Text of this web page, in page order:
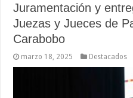
Juramentación y
Juezas y Jueces de
Carabobo
marzo 18, 2025 Destacados